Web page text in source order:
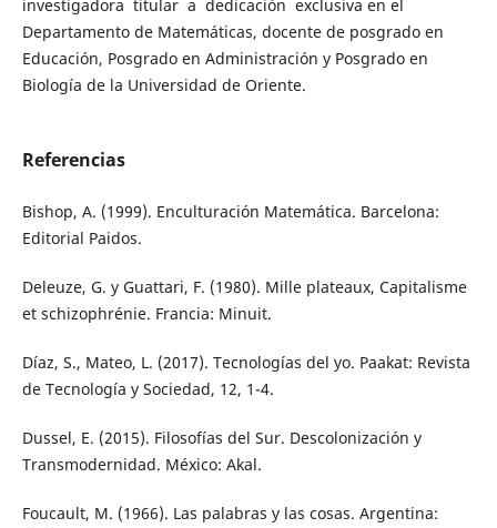
investigadora titular a dedicación exclusiva en el
Departamento de Matemáticas, docente de posgrado en
Educación, Posgrado en Administración y Posgrado en
Biología de la Universidad de Oriente.
Referencias
Bishop, A. (1999). Enculturación Matemática. Barcelona:
Editorial Paidos.
Deleuze, G. y Guattari, F. (1980). Mille plateaux, Capitalisme
et schizophrénie. Francia: Minuit.
Díaz, S., Mateo, L. (2017). Tecnologías del yo. Paakat: Revista
de Tecnología y Sociedad, 12, 1-4.
Dussel, E. (2015). Filosofías del Sur. Descolonización y
Transmodernidad. México: Akal.
Foucault, M. (1966). Las palabras y las cosas. Argentina: